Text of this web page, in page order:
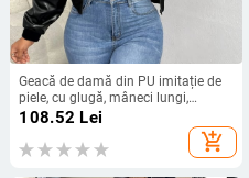
Geacă de damă din PU imitație de
piele, cu glugă, mâneci lungi,
lungime medie, stil street-hipster
108.52 Lei
add_shopping_cart